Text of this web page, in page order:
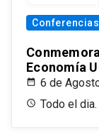
Conferencias
Economía
6 de
Todo el dia.